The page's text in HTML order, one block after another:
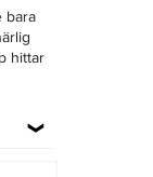
bara
hittar